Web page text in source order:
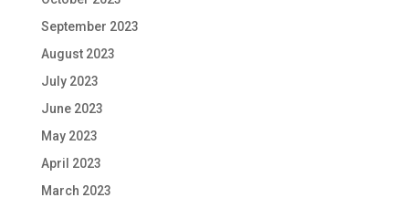
September 2023
August 2023
July 2023
June 2023
May 2023
April 2023
March 2023